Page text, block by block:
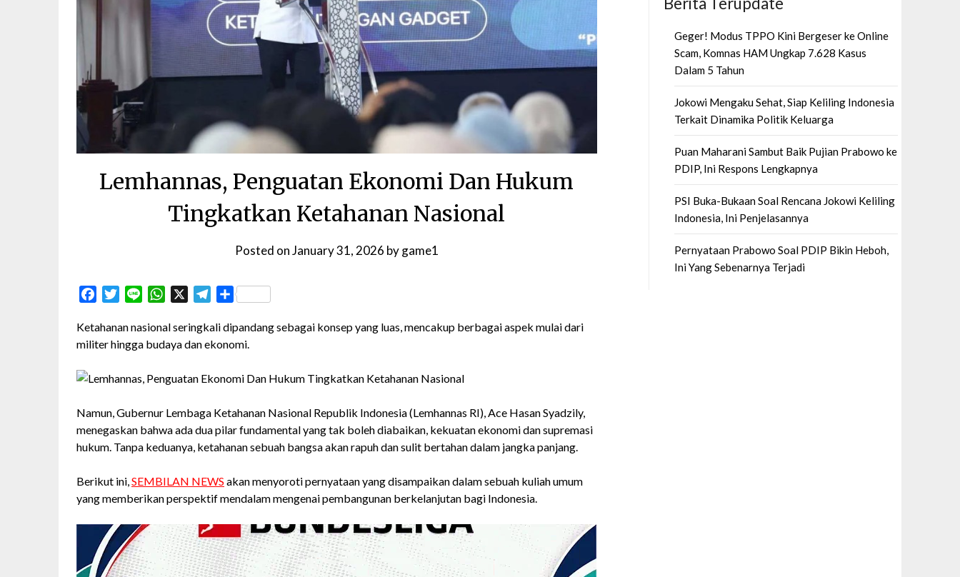
Lemhannas, Penguatan Ekonomi Dan Hukum
Tingkatkan Ketahanan Nasional
Posted onJanuary 31, 2026 bygame1
FacebookTwitterLine WhatsApp Telegram
Share
Ketahanan nasional seringkali dipandang sebagai konsep yang luas, mencakup berbagai aspek mulai dari
militer hingga budaya dan ekonomi.
​Namun, Gubernur Lembaga Ketahanan Nasional Republik Indonesia (Lemhannas RI), Ace Hasan Syadzily,
menegaskan bahwa ada dua pilar fundamental yang tak boleh diabaikan, kekuatan ekonomi dan supremasi
hukum.​ Tanpa keduanya, ketahanan sebuah bangsa akan rapuh dan sulit bertahan dalam jangka panjang.
Berikut ini,SEMBILAN NEWS akan menyoroti pernyataan yang disampaikan dalam sebuah kuliah umum
yang memberikan perspektif mendalam mengenai pembangunan berkelanjutan bagi Indonesia.
Geger! Modus TPPO Kini Bergeser ke Online
Scam, Komnas HAM Ungkap 7.628 Kasus
Dalam 5 Tahun
Jokowi Mengaku Sehat, Siap Keliling Indonesia
Terkait Dinamika Politik Keluarga
Puan Maharani Sambut Baik Pujian Prabowo ke
PDIP, Ini Respons Lengkapnya
PSI Buka-Bukaan Soal Rencana Jokowi Keliling
Indonesia, Ini Penjelasannya
Pernyataan Prabowo Soal PDIP Bikin Heboh,
Ini Yang Sebenarnya Terjadi